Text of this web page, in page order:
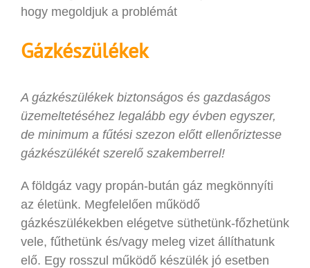
hogy megoldjuk a problémát
Gázkészülékek
A gázkészülékek biztonságos és gazdaságos
üzemeltetéséhez legalább egy évben egyszer,
de minimum a fűtési szezon előtt ellenőriztesse
gázkészülékét szerelő szakemberrel!
A földgáz vagy propán-bután gáz megkönnyíti
az életünk. Megfelelően működő
gázkészülékekben elégetve süthetünk-főzhetünk
vele, fűthetünk és/vagy meleg vizet állíthatunk
elő. Egy rosszul működő készülék jó esetben